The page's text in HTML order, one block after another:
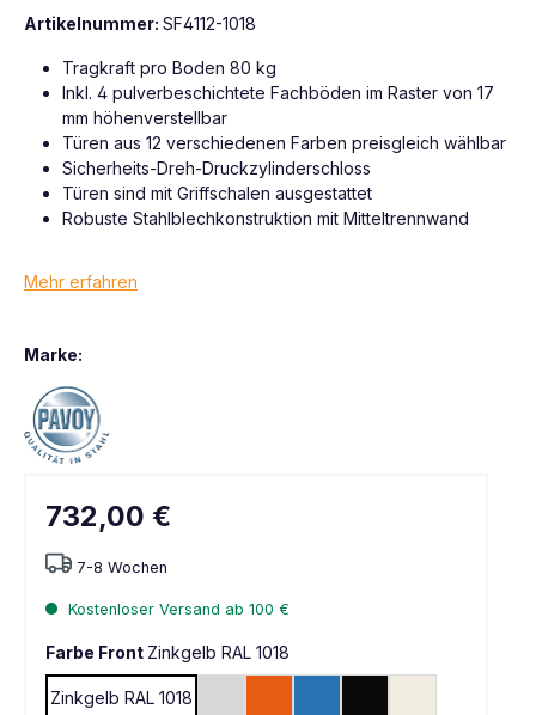
Artikelnummer: SF4112-1018
Tragkraft pro Boden 80 kg
Inkl. 4 pulverbeschichtete Fachböden im Raster von 17
mm höhenverstellbar
Türen aus 12 verschiedenen Farben preisgleich wählbar
Sicherheits-Dreh-Druckzylinderschloss
Türen sind mit Griffschalen ausgestattet
Robuste Stahlblechkonstruktion mit Mitteltrennwand
Mehr erfahren
Marke:
732,00 €
7-8 Wochen
Kostenloser Versand ab 100 €
Farbe Front Zinkgelb RAL 1018
Zinkgelb RAL 1018